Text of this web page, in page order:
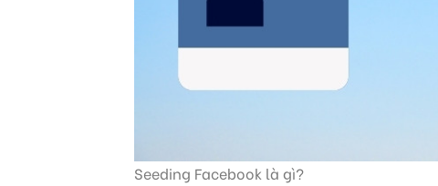
Seeding Facebook là gì?